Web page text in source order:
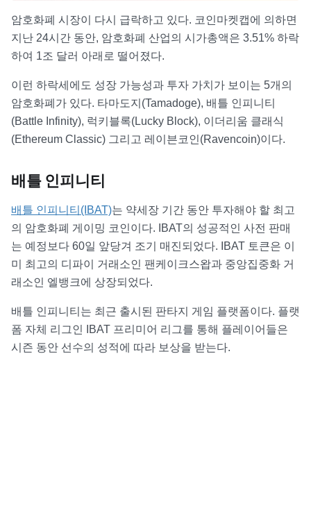
암호화폐 시장이 다시 급락하고 있다. 코인마켓캡에 의하면
지난 24시간 동안, 암호화폐 산업의 시가총액은 3.51% 하락
하여 1조 달러 아래로 떨어졌다.
이런 하락세에도 성장 가능성과 투자 가치가 보이는 5개의
암호화폐가 있다. 타마도지(Tamadoge), 배틀 인피니티
(Battle Infinity), 럭키블록(Lucky Block), 이더리움 클래식
(Ethereum Classic) 그리고 레이븐코인(Ravencoin)이다.
배틀 인피니티
배틀 인피니티(IBAT)는 약세장 기간 동안 투자해야 할 최고
의 암호화폐 게이밍 코인이다. IBAT의 성공적인 사전 판매
는 예정보다 60일 앞당겨 조기 매진되었다. IBAT 토큰은 이
미 최고의 디파이 거래소인 팬케이크스왑과 중앙집중화 거
래소인 엘뱅크에 상장되었다.
배틀 인피니티는 최근 출시된 판타지 게임 플랫폼이다. 플랫
폼 자체 리그인 IBAT 프리미어 리그를 통해 플레이어들은
시즌 동안 선수의 성적에 따라 보상을 받는다.